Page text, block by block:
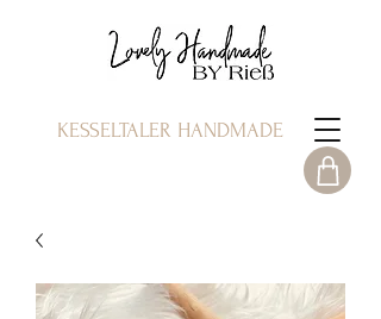
KESSELTALER HANDMADE